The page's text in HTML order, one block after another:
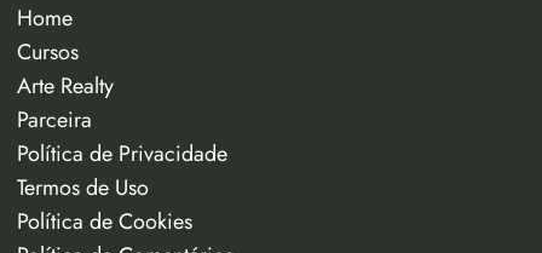
Home
Cursos
Arte Realty
Parceira
Política de Privacidade
Termos de Uso
Política de Cookies